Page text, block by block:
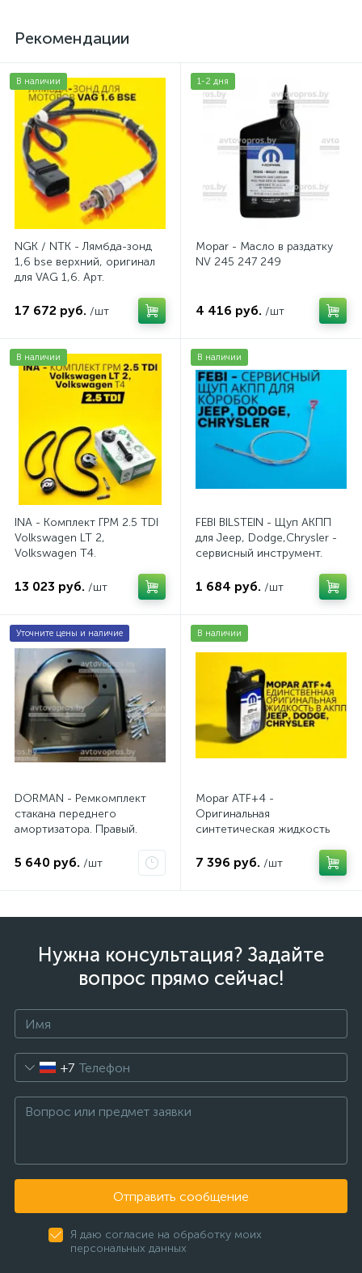
Рекомендации
В наличии
NGK / NTK - Лямбда-зонд
1,6 bse верхний, оригинал
для VAG 1,6. Арт.
17 672 руб. /шт
1-2 дня
Mopar - Масло в раздатку
NV 245 247 249
4 416 руб. /шт
В наличии
INA - Комплект ГРМ 2.5 TDI
Volkswagen LT 2,
Volkswagen Т4.
13 023 руб. /шт
В наличии
FEBI BILSTEIN - Щуп АКПП
для Jeep, Dodge,Chrysler -
сервисный инструмент.
1 684 руб. /шт
Уточните цены и наличие
DORMAN - Ремкомплект
стакана переднего
амортизатора. Правый.
5 640 руб. /шт
В наличии
Mopar ATF+4 -
Оригинальная
синтетическая жидкость
7 396 руб. /шт
Нужна консультация? Задайте
вопрос прямо сейчас!
+7
Отправить сообщение
Я даю согласие на обработку моих
персональных данных